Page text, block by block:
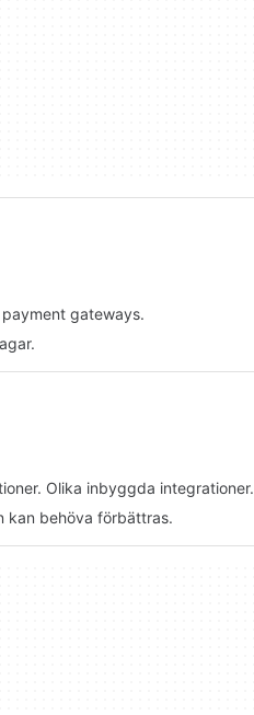
gateways.
Olika inbyggda integrationer.
kan behöva förbättras.